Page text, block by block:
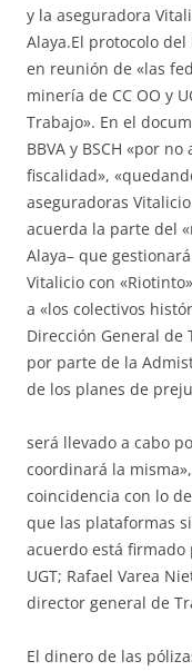
y la aseguradora
Alaya.El protocolo
en reunión de «las
minería de CC OO y
Trabajo». En el
BBVA y BSCH «por
fiscalidad»,
aseguradoras
acuerda la parte del
Alaya– que
Vitalicio con
a «los colectivos
Dirección General de
por parte de la
de los planes de
será llevado a cabo
coordinará la
coincidencia con lo
que las plataformas
acuerdo está firmado
UGT; Rafael Varea
director general de
El dinero de las